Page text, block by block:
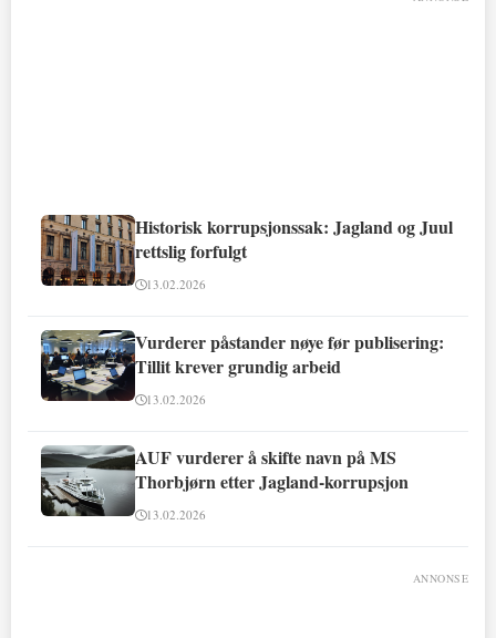
Historisk korrupsjonssak: Jagland og Juul
rettslig forfulgt
13.02.2026
Vurderer påstander nøye før publisering:
Tillit krever grundig arbeid
13.02.2026
AUF vurderer å skifte navn på MS
Thorbjørn etter Jagland-korrupsjon
13.02.2026
ANNONSE